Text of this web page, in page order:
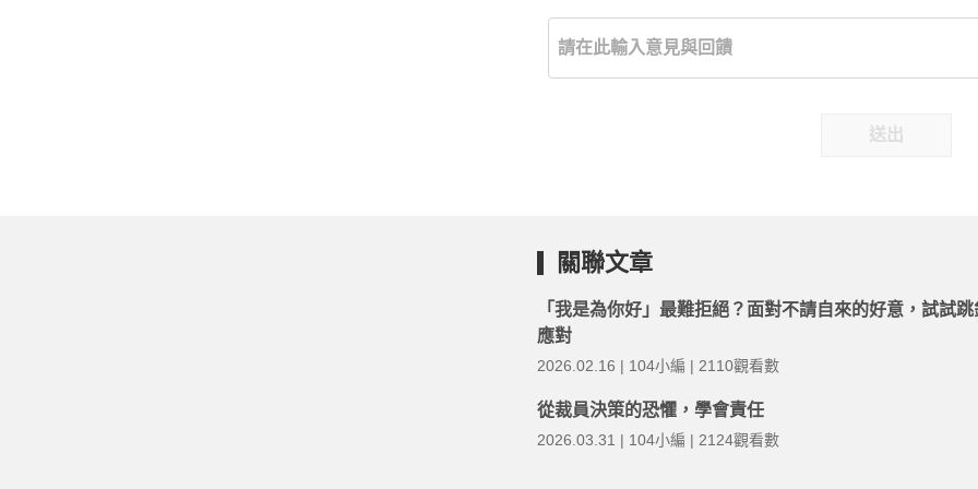
送出
關聯文章
「我是為你好」最難拒絕？面對不請自來的好意，試試跳
應對
2026.02.16 | 104小編 | 2110觀看數
從裁員決策的恐懼，學會責任
2026.03.31 | 104小編 | 2124觀看數